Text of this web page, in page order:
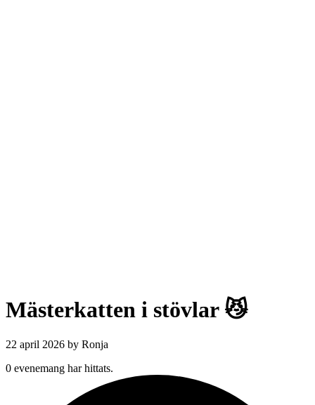
Mästerkatten i stövlar 😼
22 april 2026 by Ronja
0 evenemang har hittats.